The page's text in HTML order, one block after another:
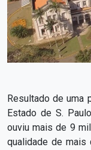
Resultado de uma
Estado de S.
ouviu mais de 9
qualidade de